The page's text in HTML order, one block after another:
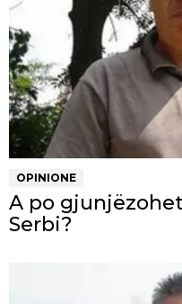
OPINIONE
A po
Serbi?